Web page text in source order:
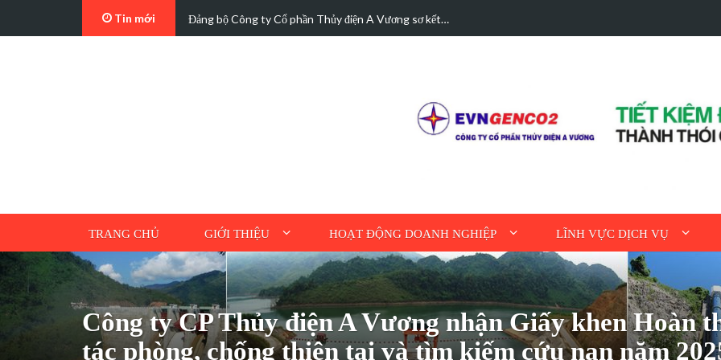
Tin mới Các trường hợp điện mặt trời mái nhà được bán điện dư
TRANG CHỦ GIỚI THIỆU HOẠT ĐỘNG DOANH NGHIỆP LĨNH VỰC DỊCH VỤ
Công ty CP Thủy điện A Vương nhận Giấy khen Hoàn
tác phòng, chống thiên tai và tìm kiếm cứu nạn năm